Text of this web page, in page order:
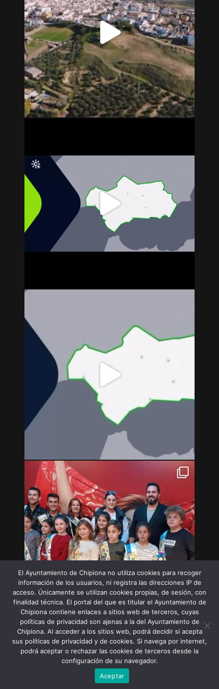
Síguenos en Instagram
El Ayuntamiento de Chipiona no utiliza cookies para recoger
información de los usuarios, ni registra las direcciones IP de
acceso. Únicamente se utilizan cookies propias, de sesión, con
finalidad técnica. El portal del que es titular el Ayuntamiento de
Chipiona contiene enlaces a sitios web de terceros, cuyas
políticas de privacidad son ajenas a la del Ayuntamiento de
Chipiona. Al acceder a los sitios web, podrá decidir si acepta
sus políticas de privacidad y de cookies. Si navega por internet,
podrá aceptar o rechazar las cookies de terceros desde la
configuración de su navegador.
Aceptar